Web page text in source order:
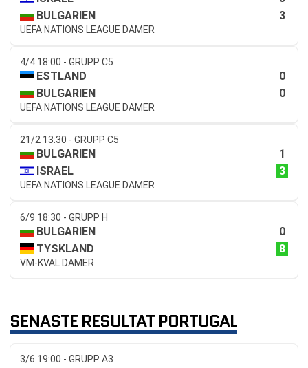
BULGARIEN
3
UEFA NATIONS LEAGUE DAMER
4/4 18:00 - GRUPP C5
ESTLAND
0
BULGARIEN
0
UEFA NATIONS LEAGUE DAMER
21/2 13:30 - GRUPP C5
BULGARIEN
1
ISRAEL
3
UEFA NATIONS LEAGUE DAMER
6/9 18:30 - GRUPP H
BULGARIEN
0
TYSKLAND
8
VM-KVAL DAMER
SENASTE RESULTAT PORTUGAL
3/6 19:00 - GRUPP A3